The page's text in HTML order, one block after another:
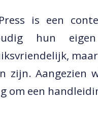
is een
hun
zijn. Aangezien
om een